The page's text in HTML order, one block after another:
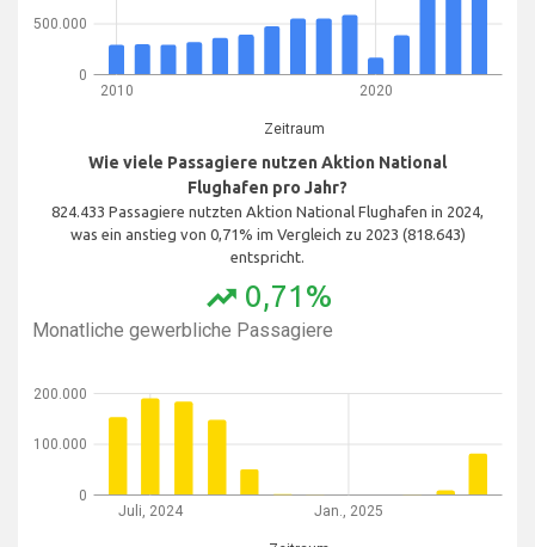
2010 2020
Zeitraum
0
500.000
Wie viele Passagiere nutzen Aktion National
Flughafen pro Jahr?
824.433 Passagiere nutzten Aktion National Flughafen in 2024,
was ein anstieg von 0,71% im Vergleich zu 2023 (818.643)
entspricht.
trending_up 0,71%
Monatliche gewerbliche Passagiere
Juli, 2024 Jan., 2025
0
100.000
200.000